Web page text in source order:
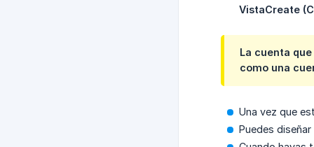
VistaCreate
La cuenta
como una
Una vez que
Puedes